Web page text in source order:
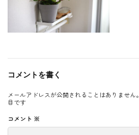
コメントを書く
メールアドレスが公開されることはありません。
目です
コメント ※